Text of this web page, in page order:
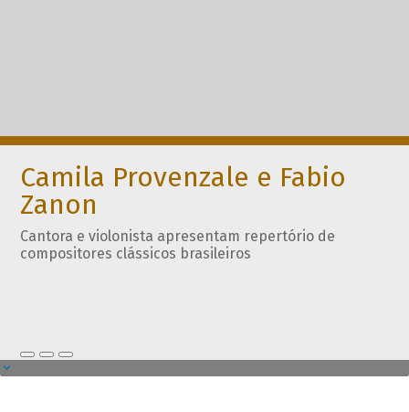
Camila Provenzale e Fabio
Zanon
Cantora e violonista apresentam repertório de
compositores clássicos brasileiros